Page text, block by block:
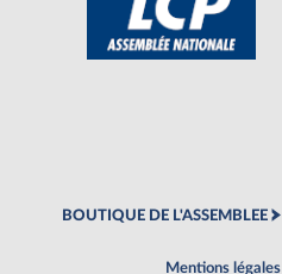
BOUTIQUE DE L'ASSEMBLEE
Mentions légales